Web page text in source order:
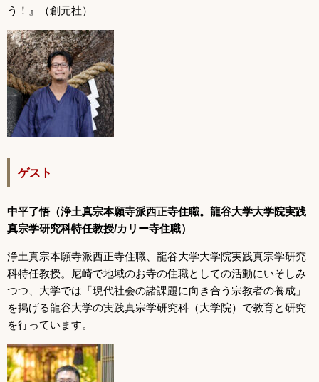
う！』（創元社）
ゲスト
中平了悟（浄土真宗本願寺派西正寺住職。龍谷大学大学院実践
真宗学研究科特任教授/カリー寺住職）
浄土真宗本願寺派西正寺住職、龍谷大学大学院実践真宗学研究
科特任教授。尼崎で地域のお寺の住職としての活動にいそしみ
つつ、大学では「現代社会の諸課題に向き合う宗教者の養成」
を掲げる龍谷大学の実践真宗学研究科（大学院）で教育と研究
を行っています。